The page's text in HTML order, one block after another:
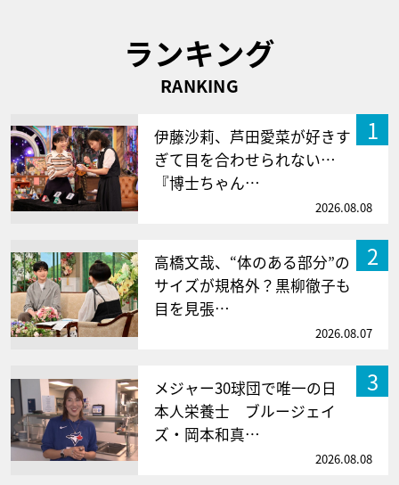
ランキング
RANKING
1
伊藤沙莉、芦田愛菜が好きす
ぎて目を合わせられない…
『博士ちゃん…
2026.08.08
2
高橋文哉、“体のある部分”の
サイズが規格外？黒柳徹子も
目を見張…
2026.08.07
3
メジャー30球団で唯一の日
本人栄養士 ブルージェイ
ズ・岡本和真…
2026.08.08